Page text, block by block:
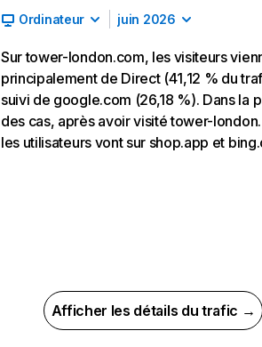
Ordinateur juin 2026
Sur tower-london.com, les visiteurs
principalement de Direct (41,12 % du
suivi de google.com (26,18 %). Dans la
des cas, après avoir visité tower-
les utilisateurs vont sur shop.app et
Afficher les détails du trafic →